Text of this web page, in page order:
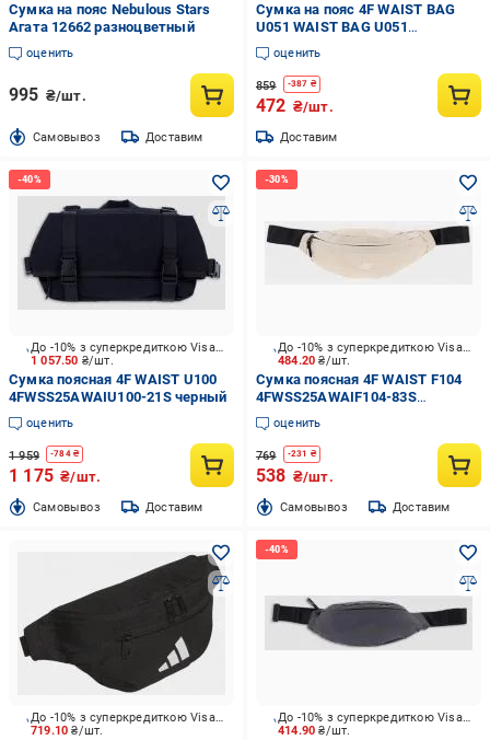
Сумка на пояс Nebulous Stars
Агата 12662 разноцветный
оценить
995 ₴/шт.
Cамовывоз Доставим
Сумка на пояс 4F WAIST BAG
U051 WAIST BAG U051
4FAW23AWAIU051-20S черный
оценить
859 -387 ₴
472 ₴/шт.
Доставим
1 057.50 ₴/шт.
До -10% з суперкредиткою Visa Вигода
Сумка поясная 4F WAIST U100
4FWSS25AWAIU100-21S черный
оценить
1 959 -784₴
1 175 ₴/шт.
Cамовывоз Доставим
484.20₴/шт.
До -10% з суперкредиткою Visa Вигода
Сумка поясная 4F WAIST F104
4FWSS25AWAIF104-83S
бежевый
оценить
769 -231 ₴
538 ₴/шт.
Cамовывоз Доставим
719.10₴/шт.
До -10% з суперкредиткою Visa Вигода
414.90₴/шт.
До -10% з суперкредиткою Visa Вигода